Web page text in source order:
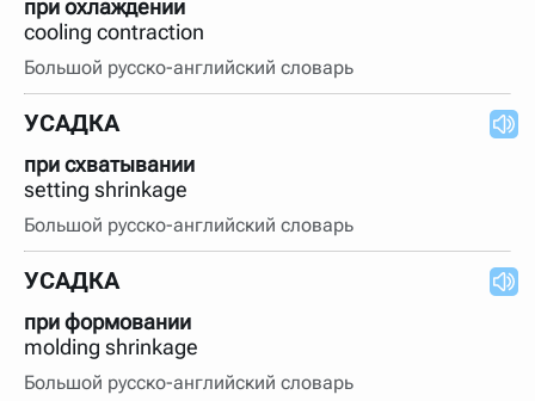
при охлаждении
cooling contraction
Большой русско-английский словарь
УСАДКА
при схватывании
setting shrinkage
Большой русско-английский словарь
УСАДКА
при формовании
molding shrinkage
Большой русско-английский словарь